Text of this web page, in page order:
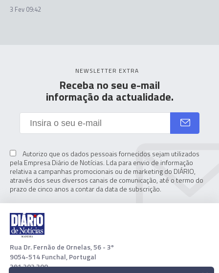
3 Fev 09:42
NEWSLETTER EXTRA
Receba no seu e-mail
informação da actualidade.
Autorizo que os dados pessoais fornecidos sejam utilizados
pela Empresa Diário de Notícias. Lda para envio de informação
relativa a campanhas promocionais ou de marketing do DIÁRIO,
através dos seus diversos canais de comunicação, até o termo do
prazo de cinco anos a contar da data de subscrição.
Rua Dr. Fernão de Ornelas, 56 - 3º
9054-514 Funchal, Portugal
291 202 300